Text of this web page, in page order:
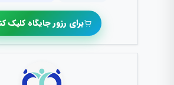
برای رزور جایگاه کلیک